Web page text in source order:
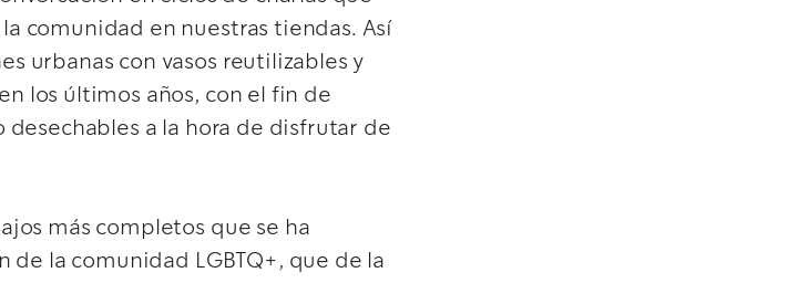
comunidad en nuestras tiendas. Así
urbanas con vasos reutilizables y
los últimos años, con el fin de
desechables a la hora de disfrutar de
más completos que se ha
de la comunidad LGBTQ+, que de la